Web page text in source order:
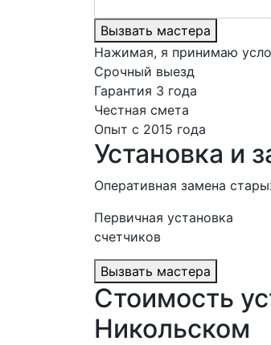
Вызвать мастера
Нажимая, я принимаю
Срочный выезд
Гарантия 3 года
Честная смета
Опыт с 2015 года
Установка и
Оперативная замена
Первичная установка
счетчиков
Вызвать мастера
Стоимость
Никольском